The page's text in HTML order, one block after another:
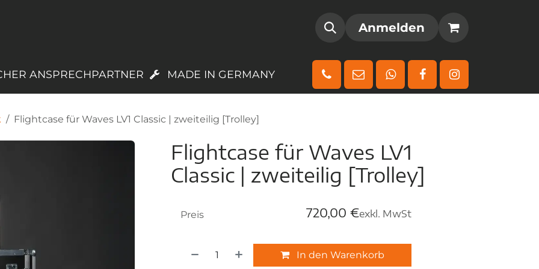
REGISTRIEREN
Anmelden
ANSPRECHPARTNER MADE IN GERMANY
Flightcase für Waves LV1 Classic | zweiteilig [Trolley]
Flightcase für Waves LV1
Classic | zweiteilig [Trolley]
In den Warenkorb
Preis 720,00 €exkl. MwSt